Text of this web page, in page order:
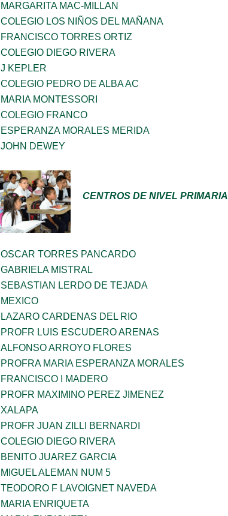
MARGARITA MAC-MILLAN
COLEGIO LOS NIÑOS DEL MAÑANA
FRANCISCO TORRES ORTIZ
COLEGIO DIEGO RIVERA
J KEPLER
COLEGIO PEDRO DE ALBA AC
MARIA MONTESSORI
COLEGIO FRANCO
ESPERANZA MORALES MERIDA
JOHN DEWEY
CENTROS DE NIVEL PRIMARIA
OSCAR TORRES PANCARDO
GABRIELA MISTRAL
SEBASTIAN LERDO DE TEJADA
MEXICO
LAZARO CARDENAS DEL RIO
PROFR LUIS ESCUDERO ARENAS
ALFONSO ARROYO FLORES
PROFRA MARIA ESPERANZA MORALES
FRANCISCO I MADERO
PROFR MAXIMINO PEREZ JIMENEZ
XALAPA
PROFR JUAN ZILLI BERNARDI
COLEGIO DIEGO RIVERA
BENITO JUAREZ GARCIA
MIGUEL ALEMAN NUM 5
TEODORO F LAVOIGNET NAVEDA
MARIA ENRIQUETA